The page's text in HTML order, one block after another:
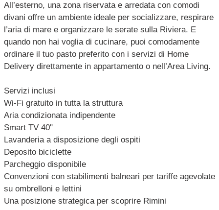
All’esterno, una zona riservata e arredata con comodi
divani offre un ambiente ideale per socializzare, respirare
l’aria di mare e organizzare le serate sulla Riviera. E
quando non hai voglia di cucinare, puoi comodamente
ordinare il tuo pasto preferito con i servizi di Home
Delivery direttamente in appartamento o nell’Area Living.
Servizi inclusi
Wi-Fi gratuito in tutta la struttura
Aria condizionata indipendente
Smart TV 40"
Lavanderia a disposizione degli ospiti
Deposito biciclette
Parcheggio disponibile
Convenzioni con stabilimenti balneari per tariffe agevolate
su ombrelloni e lettini
Una posizione strategica per scoprire Rimini